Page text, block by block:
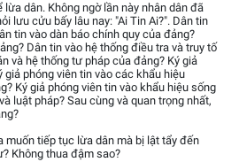
dân. Không ngờ lần này nhân dân đã
lưu cửu bấy lâu nay: "Ai Tin Ai?". Dân tin
tin vào dàn báo chính quy của đảng?
Dân tin vào hệ thống điều tra và truy tố
và hệ thống tư pháp của đảng? Ký giả
giả phóng viên tin vào các khẩu hiệu
Ký giả phóng viên tin vào khẩu hiệu sống
luật pháp? Sau cùng và quan trọng nhất,
muốn tiếp tục lừa dân mà bị lật tẩy đến
Không thua đậm sao?